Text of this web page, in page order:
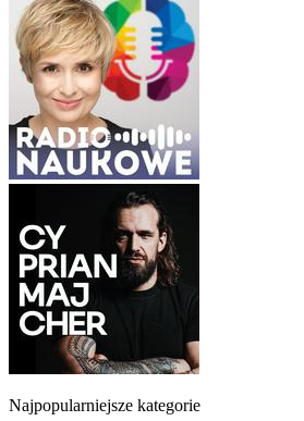
Najpopularniejsze kategorie